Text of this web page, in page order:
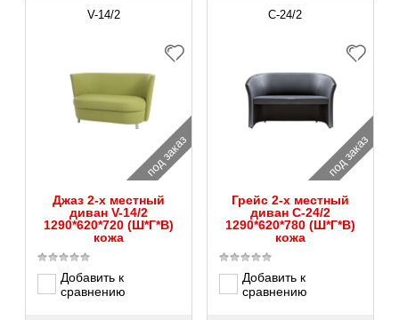
V-14/2
под заказ
Джаз 2-х местный
диван V-14/2
1290*620*720 (Ш*Г*В)
кожа
Добавить к
сравнению
С-24/2
под заказ
Грейс 2-х местный
диван С-24/2
1290*620*780 (Ш*Г*В)
кожа
Добавить к
сравнению